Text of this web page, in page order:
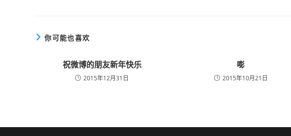
你可能也喜欢
祝微博的朋友新年快乐
2015年12月31日
嘭
2015年10月21日